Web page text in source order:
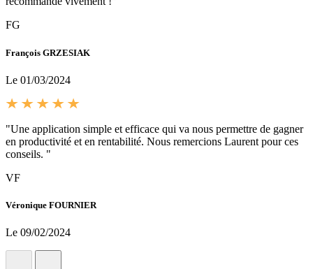
FG
François GRZESIAK
Le 01/03/2024
"Une application simple et efficace qui va nous permettre de gagner
en productivité et en rentabilité. Nous remercions Laurent pour ces
conseils. "
VF
Véronique FOURNIER
Le 09/02/2024